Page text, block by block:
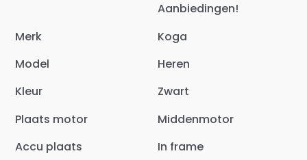
Aanbiedingen!
Merk
Koga
Model
Heren
Kleur
Zwart
Plaats motor
Middenmotor
Accu plaats
In frame